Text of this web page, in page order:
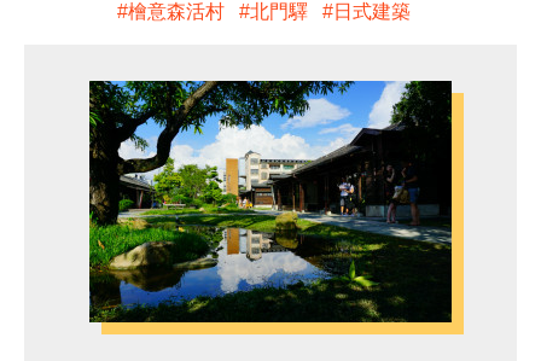
檜意森活村 北門驛 日式建築